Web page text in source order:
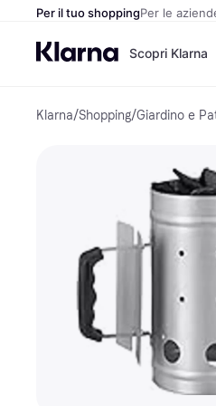
Per il tuo shoppingPer le
Scopri Klarna
Klarna/Shopping/Giardino e